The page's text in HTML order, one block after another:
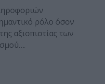
ρόλο όσον
αξιοπιστίας των